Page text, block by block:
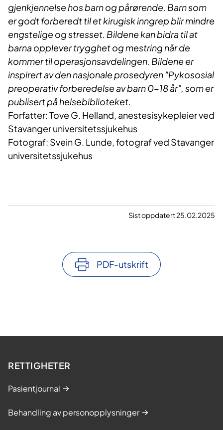
gjenkjennelse hos barn og pårørende. Barn som
er godt forberedt til et kirugisk inngrep blir mindre
engstelige og stresset. Bildene kan bidra til at
barna opplever trygghet og mestring når de
kommer til operasjonsavdelingen. Bildene er
inspirert av den nasjonale prosedyren "Pykososial
preoperativ forberedelse av barn 0-18 år", som er
publisert på helsebiblioteket.
Forfatter: Tove G. Helland, anestesisykepleier ved
Stavanger universitetssjukehus
Fotograf: Svein G. Lunde, fotograf ved Stavanger
universitetssjukehus
Sist oppdatert 25.02.2025
PDF-utskrift
RETTIGHETER
Pasientjournal
Behandling av personopplysninger